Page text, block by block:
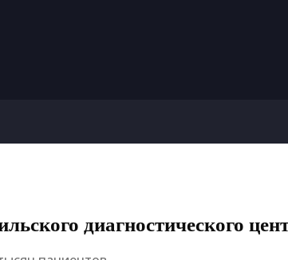
диагностического